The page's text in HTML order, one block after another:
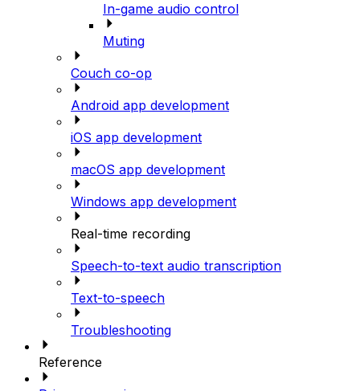
In-game audio control
Muting
Couch co-op
Android app development
iOS app development
macOS app development
Windows app development
Real-time recording
Speech-to-text audio transcription
Text-to-speech
Troubleshooting
Reference